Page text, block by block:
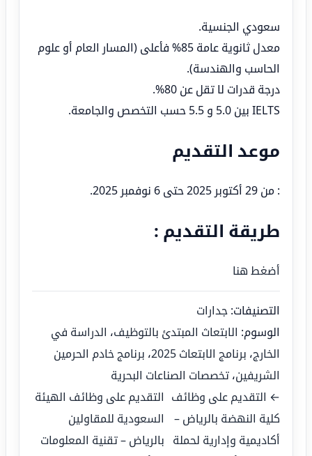
سعودي الجنسية.
معدل ثانوية عامة 85% فأعلى (المسار العام أو علوم
الحاسب والهندسة).
درجة قدرات لا تقل عن 80%.
IELTS بين 5.0 و 5.5 حسب التخصص والجامعة.
موعد التقديم
: من 29 أكتوبر 2025 حتى 6 نوفمبر 2025.
طريقة التقديم :
أضغط هنا
التصنيفات: جدارات
الوسوم: الابتعاث المبتدئ بالتوظيف، الدراسة في
الخارج، برنامج الابتعاث 2025 ، برنامج خادم الحرمين
الشريفين، تخصصات الصناعات البحرية
← التقديم على وظائف
كلية النهضة بالرياض –
أكاديمية وإدارية لحملة
التقديم على وظائف الهيئة
السعودية للمقاولين
بالرياض – تقنية المعلومات